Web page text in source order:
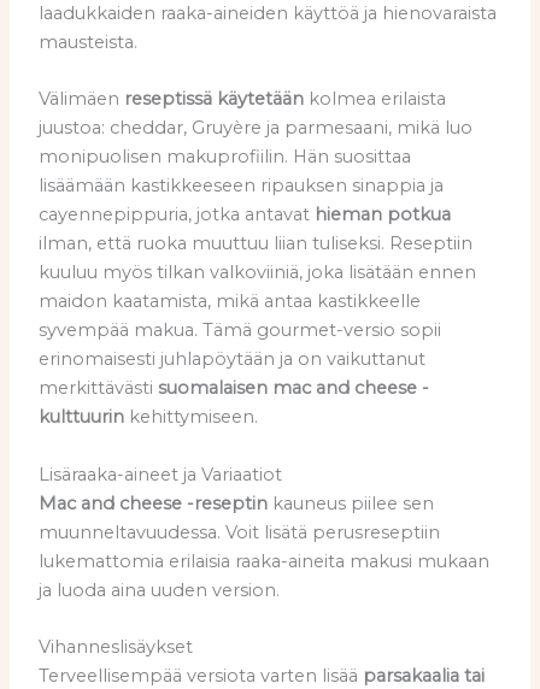
laadukkaiden raaka-aineiden käyttöä ja hienovaraista
mausteista.
Välimäen reseptissä käytetäänkolmea erilaista
juustoa: cheddar, Gruyère ja parmesaani, mikä luo
monipuolisen makuprofiilin. Hän suosittaa
lisäämään kastikkeeseen ripauksen sinappia ja
cayennepippuria, jotka antavat hieman potkua
ilman, että ruoka muuttuu liian tuliseksi. Reseptiin
kuuluu myös tilkan valkoviiniä, joka lisätään ennen
maidon kaatamista, mikä antaa kastikkeelle
syvempää makua. Tämä gourmet-versio sopii
erinomaisesti juhlapöytään ja on vaikuttanut
merkittävästi suomalaisen mac and cheese -
kulttuurinkehittymiseen.
Lisäraaka-aineet ja Variaatiot
Mac and cheese -reseptinkauneus piilee sen
muunneltavuudessa. Voit lisätä perusreseptiin
lukemattomia erilaisia raaka-aineita makusi mukaan
ja luoda aina uuden version.
Vihanneslisäykset
Terveellisempää versiota varten lisää parsakaalia tai